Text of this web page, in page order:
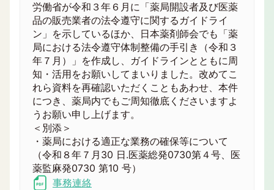
労働省が令和３年６月に「薬局開設者及び医薬
品の販売業者の法令遵守に関するガイドライ
ン」を示しているほか、日本薬剤師会でも「薬
局における法令遵守体制整備の手引き（令和３
年７月）」を作成し、ガイドラインとともに周
知・活用をお願いしてまいりました。改めてこ
れら資料を再確認いただくこともあわせ、本件
につき、薬局内でもご周知徹底くださいますよ
うお願い申し上げます。
＜別添＞
・薬局における適正な業務の確保等について
（令和８年７月30 日.医薬総発0730第４号、医
薬監麻発0730 第10 号）
事務連絡